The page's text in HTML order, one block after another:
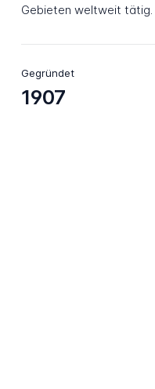
Gebieten weltweit tätig.
Gegründet
1907